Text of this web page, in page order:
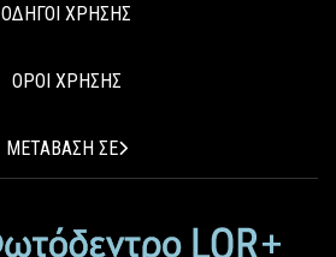
ΟΔΗΓΟΙ ΧΡΗΣΗΣ
ΟΡΟΙ ΧΡΗΣΗΣ
ΜΕΤΑΒΑΣΗ ΣΕ